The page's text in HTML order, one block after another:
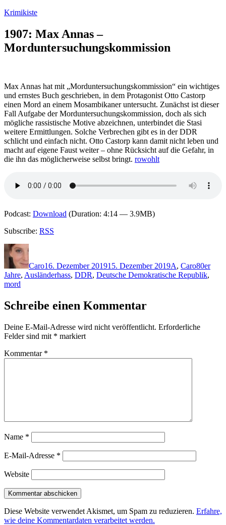
Zum
springen
Krimikiste
1907: Max Annas –
Morduntersuchungskommission
Max Annas hat mit „Morduntersuchungskommission“ ein wichtiges
und ernstes Buch geschrieben, in dem Protagonist Otto Castorp
einen Mord an einem Mosambikaner untersucht. Zunächst ist dieser
Fall Aufgabe der Morduntersuchungskommission, doch als sich
mögliche rassistische Motive abzeichnen, unterbindet die Stasi
weitere Ermittlungen. Solche Verbrechen gibt es in der DDR
schlicht und einfach nicht. Otto Castorp kann damit nicht leben und
macht auf eigene Faust weiter – ohne Rücksicht auf die Gefahr, in
die ihn das möglicherweise selbst bringt. rowohlt
Podcast: Download (Duration: 4:14 — 3.9MB)
Subscribe: RSS
Autor
Caro16. Dezember 201915. Dezember 2019A, Caro80er
Jahre, Ausländerhass, DDR, Deutsche Demokratische Republik,
mord
Schreibe einen Kommentar
Deine E-Mail-Adresse wird nicht veröffentlicht. Erforderliche
Felder sind mit * markiert
Kommentar *
Name *
E-Mail-Adresse *
Website
Diese Website verwendet Akismet, um Spam zu reduzieren. Erfahre,
wie deine Kommentardaten verarbeitet werden.